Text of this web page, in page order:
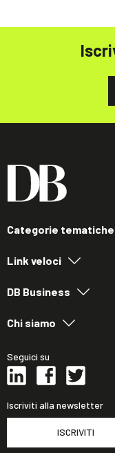
Categorie tematiche
Link veloci
DB Business
Chi siamo
Seguici su
Iscriviti alla newsletter
ISCRIVITI